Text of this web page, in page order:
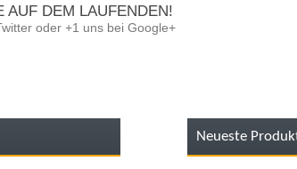
AUF DEM LAUFENDEN!
oder +1 uns bei Google+
Neueste